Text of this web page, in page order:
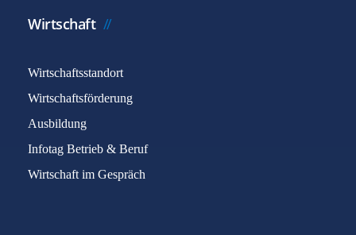
Wirtschaft
Wirtschaftsstandort
Wirtschaftsförderung
Ausbildung
Infotag Betrieb & Beruf
Wirtschaft im Gespräch